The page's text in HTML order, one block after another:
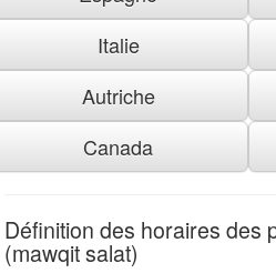
Italie
Autriche
Canada
Définition des horaires des
(mawqit salat)